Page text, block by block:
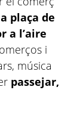
plaça de
a l’aire
i
música
passejar,